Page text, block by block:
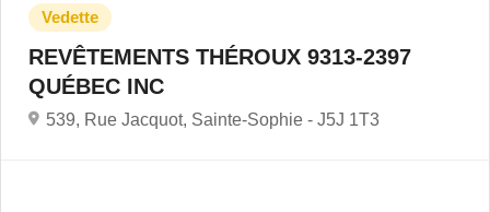
REVÊTEMENTS THÉROUX 9313-2397
QUÉBEC INC
539, Rue Jacquot, Sainte-Sophie - J5J 1T3